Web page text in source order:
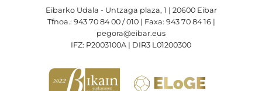
Eibarko Udala - Untzaga plaza, 1 | 20600 Eibar
Tfnoa.: 943 70 84 00 / 010 | Faxa: 943 70 84 16 |
pegora@eibar.eus
IFZ: P2003100A | DIR3 L01200300